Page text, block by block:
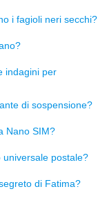
i fagioli neri secchi?
indagini per
di sospensione?
Nano SIM?
universale postale?
di Fatima?